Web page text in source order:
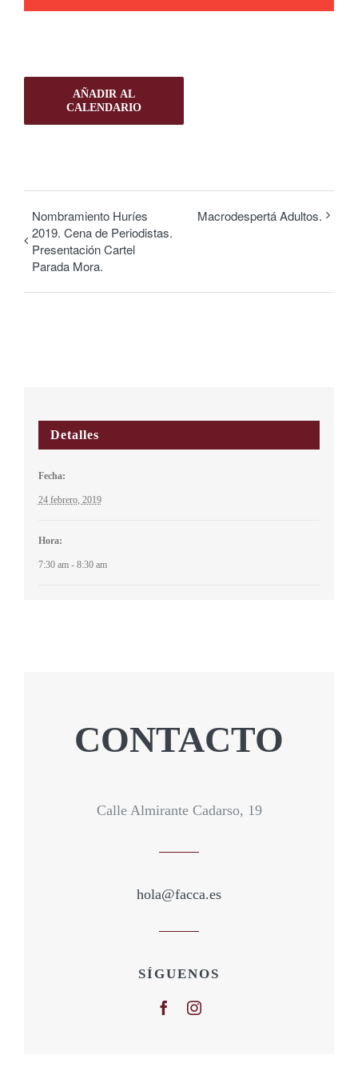
AÑADIR AL
CALENDARIO
Nombramiento Huríes
2019. Cena de Periodistas.
Presentación Cartel
Parada Mora.
Macrodespertá Adultos.
Detalles
Fecha:
24 febrero, 2019
Hora:
7:30 am - 8:30 am
CONTACTO
Calle Almirante Cadarso, 19
hola@facca.es
SÍGUENOS